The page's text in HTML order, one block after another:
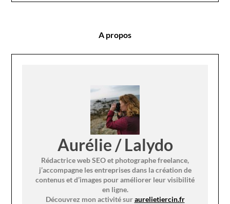
A propos
Aurélie / Lalydo
Rédactrice web SEO et photographe freelance,
j’accompagne les entreprises dans la création de
contenus et d’images pour améliorer leur visibilité
en ligne.
Découvrez mon activité suraurelietiercin.fr